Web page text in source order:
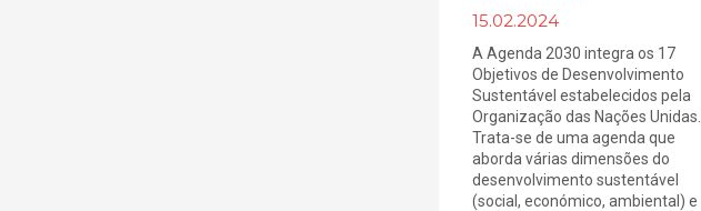
15.02.2024
A Agenda 2030 integra os 17
Objetivos de Desenvolvimento
Sustentável estabelecidos pela
Organização das Nações Unidas.
Trata-se de uma agenda que
aborda várias dimensões do
desenvolvimento sustentável
(social, económico, ambiental) e